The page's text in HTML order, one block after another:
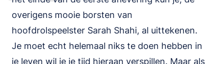
overigens mooie borsten van
hoofdrolspeelster Sarah Shahi, al uittekenen.
Je moet echt helemaal niks te doen hebben in
je leven wil je je tijd hieraan verspillen. Maar als